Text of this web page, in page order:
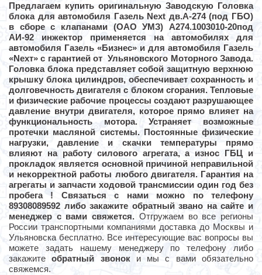
Предлагаем купить оригинальную Заводскую Головка
блока для автомобиля Газель Next дв.А-274 (под ГБО)
в сборе с клапанами (ОАО УМЗ) А274.1003010-20под
АИ-92 инжектор применяется на автомобилях для
автомобиля Газель «Бизнес» и для автомобиля Газель
«Nexт» с гарантией от Ульяновского Моторного Завода.
Головка блока представляет собой защитную верхнюю
крышку блока цилиндров, обеспечивает сохранность и
долговечность двигателя с блоком сгорания. Тепловые
и физические рабочие процессы создают разрушающее
давление внутри двигателя, которое прямо влияет на
функциональность мотора. Устраняет возможные
протечки масляной системы. Постоянные физические
нагрузки, давление и скачки температуры прямо
влияют на работу силового агрегата, а износ ГБЦ и
прокладок является основной причиной неправильной
и некорректной работы любого двигателя. Гарантия на
агрегаты и запчасти ходовой трансмиссии один год без
пробега ! Связаться с нами можно по телефону
89308089592 либо закажите обратный звано на сайте и
менеджер с вами свяжется. Отгружаем во все регионы
России транспортными компаниями доставка до Москвы и
Ульяновска бесплатно. Все интересующие вас вопросы вы
можете задать нашему менеджеру по телефону либо
закажитеобратный звоноки мы с вами обязательно
свяжемся.